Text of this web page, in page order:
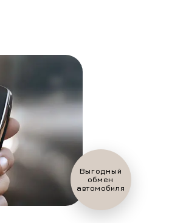
Оценить ваш
автомобиль?